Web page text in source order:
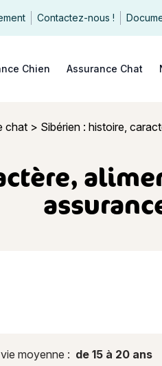
Contactez-nous !
Chien Assurance Chat
chat > Sibérien : histoire,
alimentation, entretien,
moyenne : de 15 à 20 ans